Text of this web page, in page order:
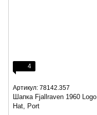
4
Артикул: 78142.357
Шапка Fjallraven 1960 Logo
Hat, Port